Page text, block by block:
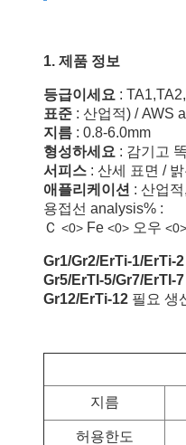
1. 제품 정보
등급이세요 :
표준 : 산업적) / AWS
지름 : 0.8-6.0mm
형성하세요 : 감기고
서피스 : 산세 표면 /
애플리케이션 : 산업
용접선 analysis% :
Ｃ <0> Fe <0> 오우 <0>
Gr1/Gr2/ErTi-1/ErTi-
Gr5/ErTI-5/Gr7/ErTI-7
Gr12/ErTi-12 필요 생
지름
허용한도